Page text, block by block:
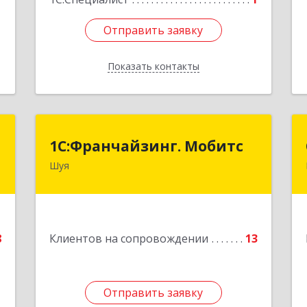
Отправить заявку
Показать контакты
Отправить заявку
Назад
1С:Франчайзинг. Мобитс
Шуя
Клиентов на сопровождении 13
Отправить заявку
1С:Франчайзинг. Мобитс
Отправить заявку